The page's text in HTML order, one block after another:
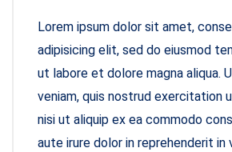
Lorem ipsum dolor sit amet,
adipisicing elit, sed do eiusmod
ut labore et dolore magna aliqua.
veniam, quis nostrud exercitation
nisi ut aliquip ex ea commodo
aute irure dolor in reprehenderit